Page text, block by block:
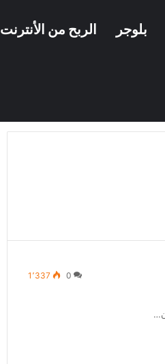
بلوجر الربح من الأنترنت
0 1٬337